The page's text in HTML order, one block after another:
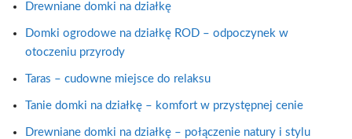
Drewniane domki na działkę
Domki ogrodowe na działkę ROD – odpoczynek w
otoczeniu przyrody
Taras – cudowne miejsce do relaksu
Tanie domki na działkę – komfort w przystępnej cenie
Drewniane domki na działkę – połączenie natury i stylu